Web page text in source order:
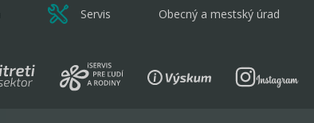
Servis Obecný a mestský úrad